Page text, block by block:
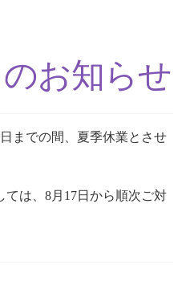
お知らせ
までの間、夏季休業とさせ
は、8月17日から順次ご対